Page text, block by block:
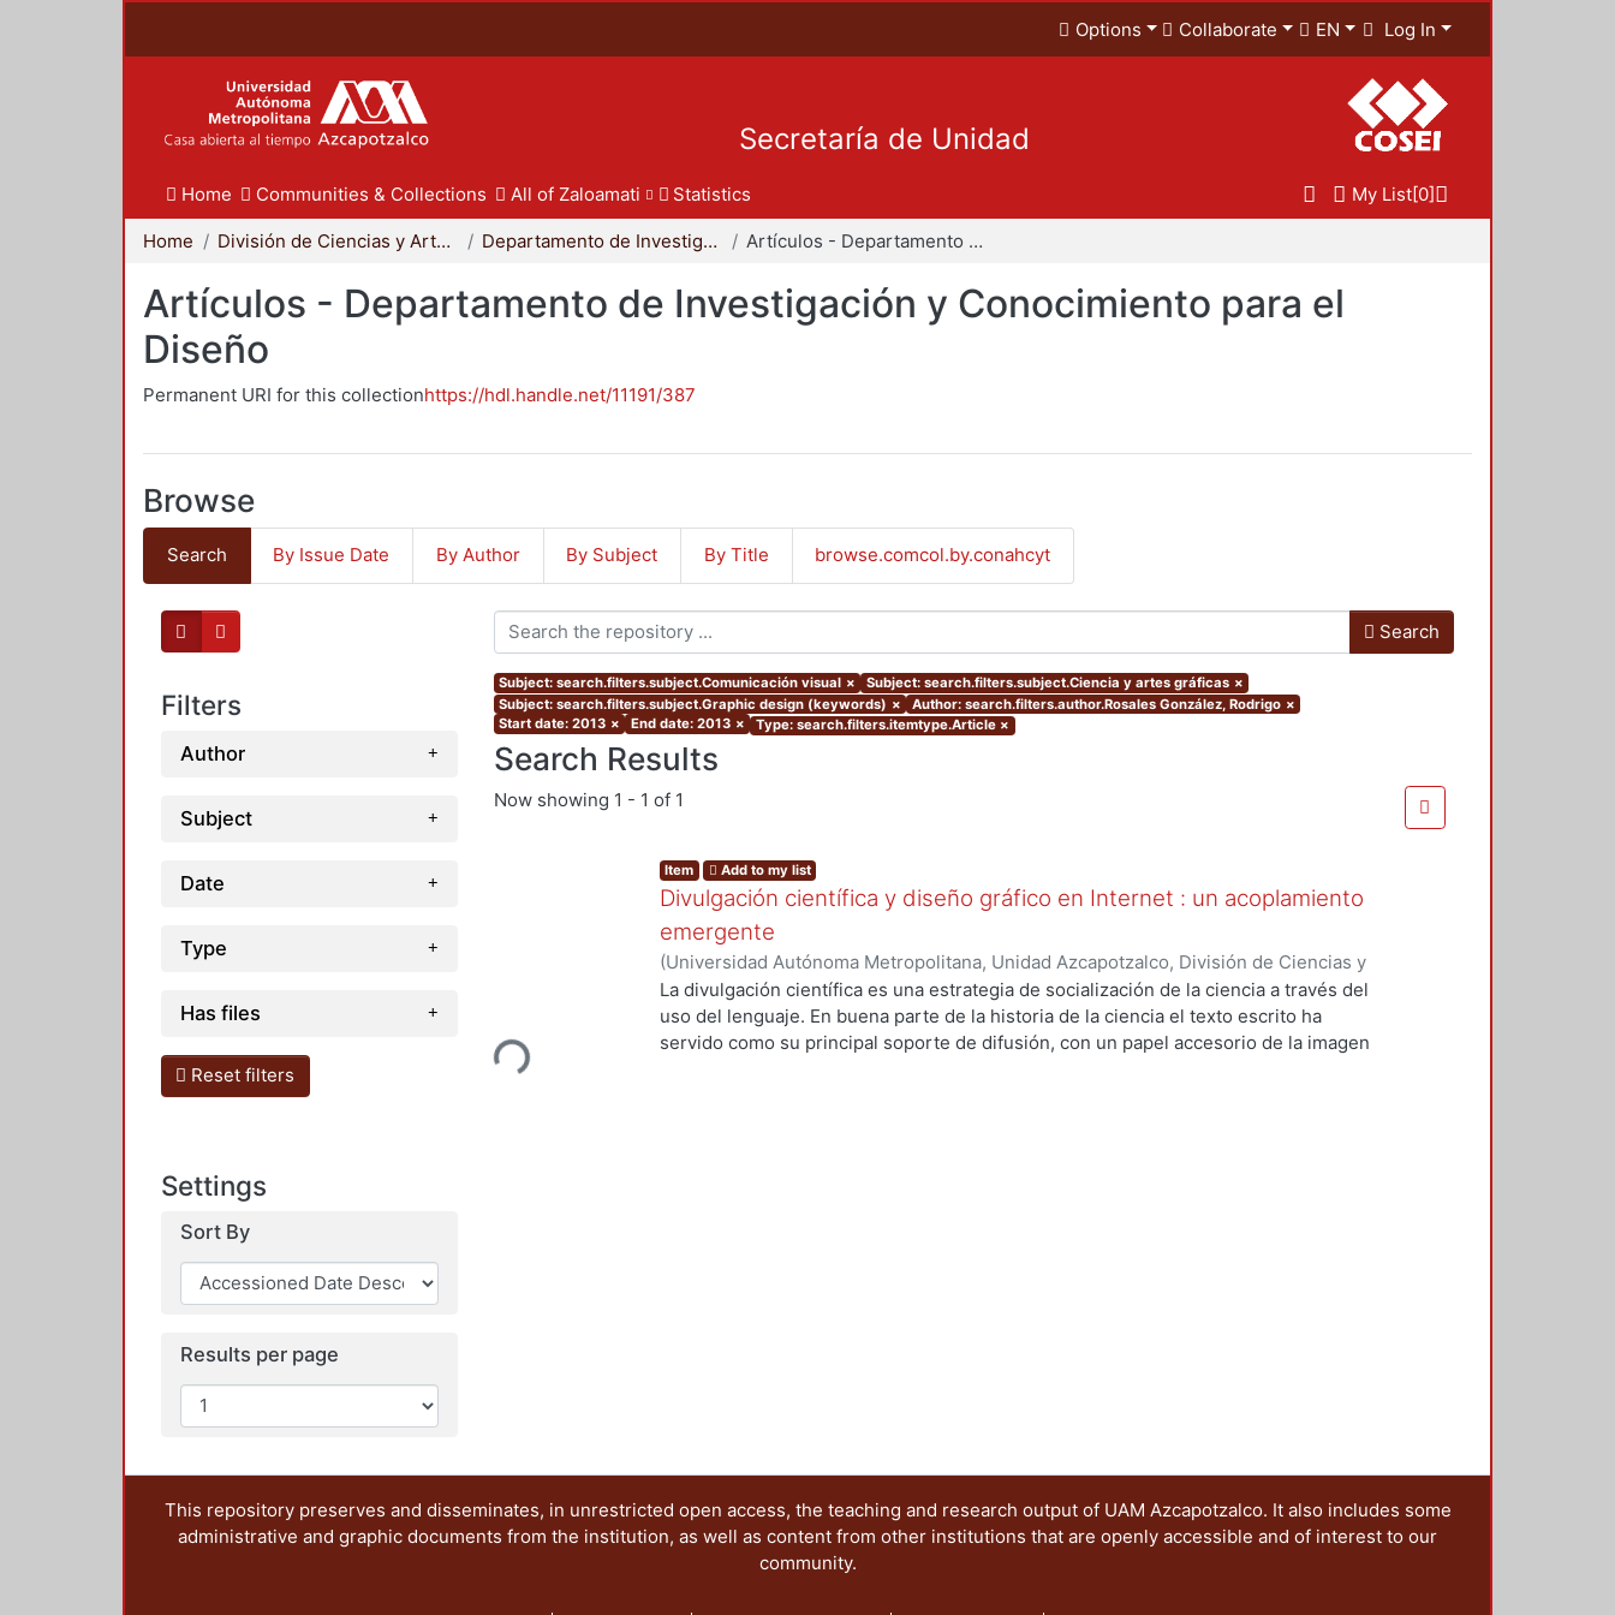
Options Collaborate EN Log In
Secretaría de Unidad
Home Communities & Collections All of Zaloamati Statistics My List[0]
Home División de Ciencias y Artes para el Diseño Departamento de Investigación y Conocimiento para el Diseño Artículos - Departamento de Investigación y Conocimiento para el Diseño
Artículos - Departamento de Investigación y Conocimiento para el
Diseño
Permanent URI for this collectionhttps://hdl.handle.net/11191/387
Browse
Search By Issue Date By Author By Subject By Title browse.comcol.by.conahcyt
Filters
Author
Subject
Date
Type
Has files
Reset filters
Settings
Sort By
Results per page
Search
Subject: search.filters.subject.Comunicación visual × Subject: search.filters.subject.Ciencia y artes gráficas ×
Subject: search.filters.subject.Graphic design (keywords) × Author: search.filters.author.Rosales González, Rodrigo ×
Start date: 2013 × End date: 2013 × Type: search.filters.itemtype.Article ×
Search Results
Now showing 1 - 1 of 1
Loading...
Item Add to my list
Divulgación científica y diseño gráfico en Internet : un acoplamiento
emergente
(Universidad Autónoma Metropolitana, Unidad Azcapotzalco, División de Ciencias y
Artes para el Diseño, Departamento de Evaluación del Diseño en el Tiempo,2013-
03) Rosales González, Rodrigo
La divulgación científica es una estrategia de socialización de la ciencia a través del
uso del lenguaje. En buena parte de la historia de la ciencia el texto escrito ha
servido como su principal soporte de difusión, con un papel accesorio de la imagen
This repository preserves and disseminates, in unrestricted open access, the teaching and research output of UAM Azcapotzalco. It also includes some
administrative and graphic documents from the institution, as well as content from other institutions that are openly accessible and of interest to our
community.